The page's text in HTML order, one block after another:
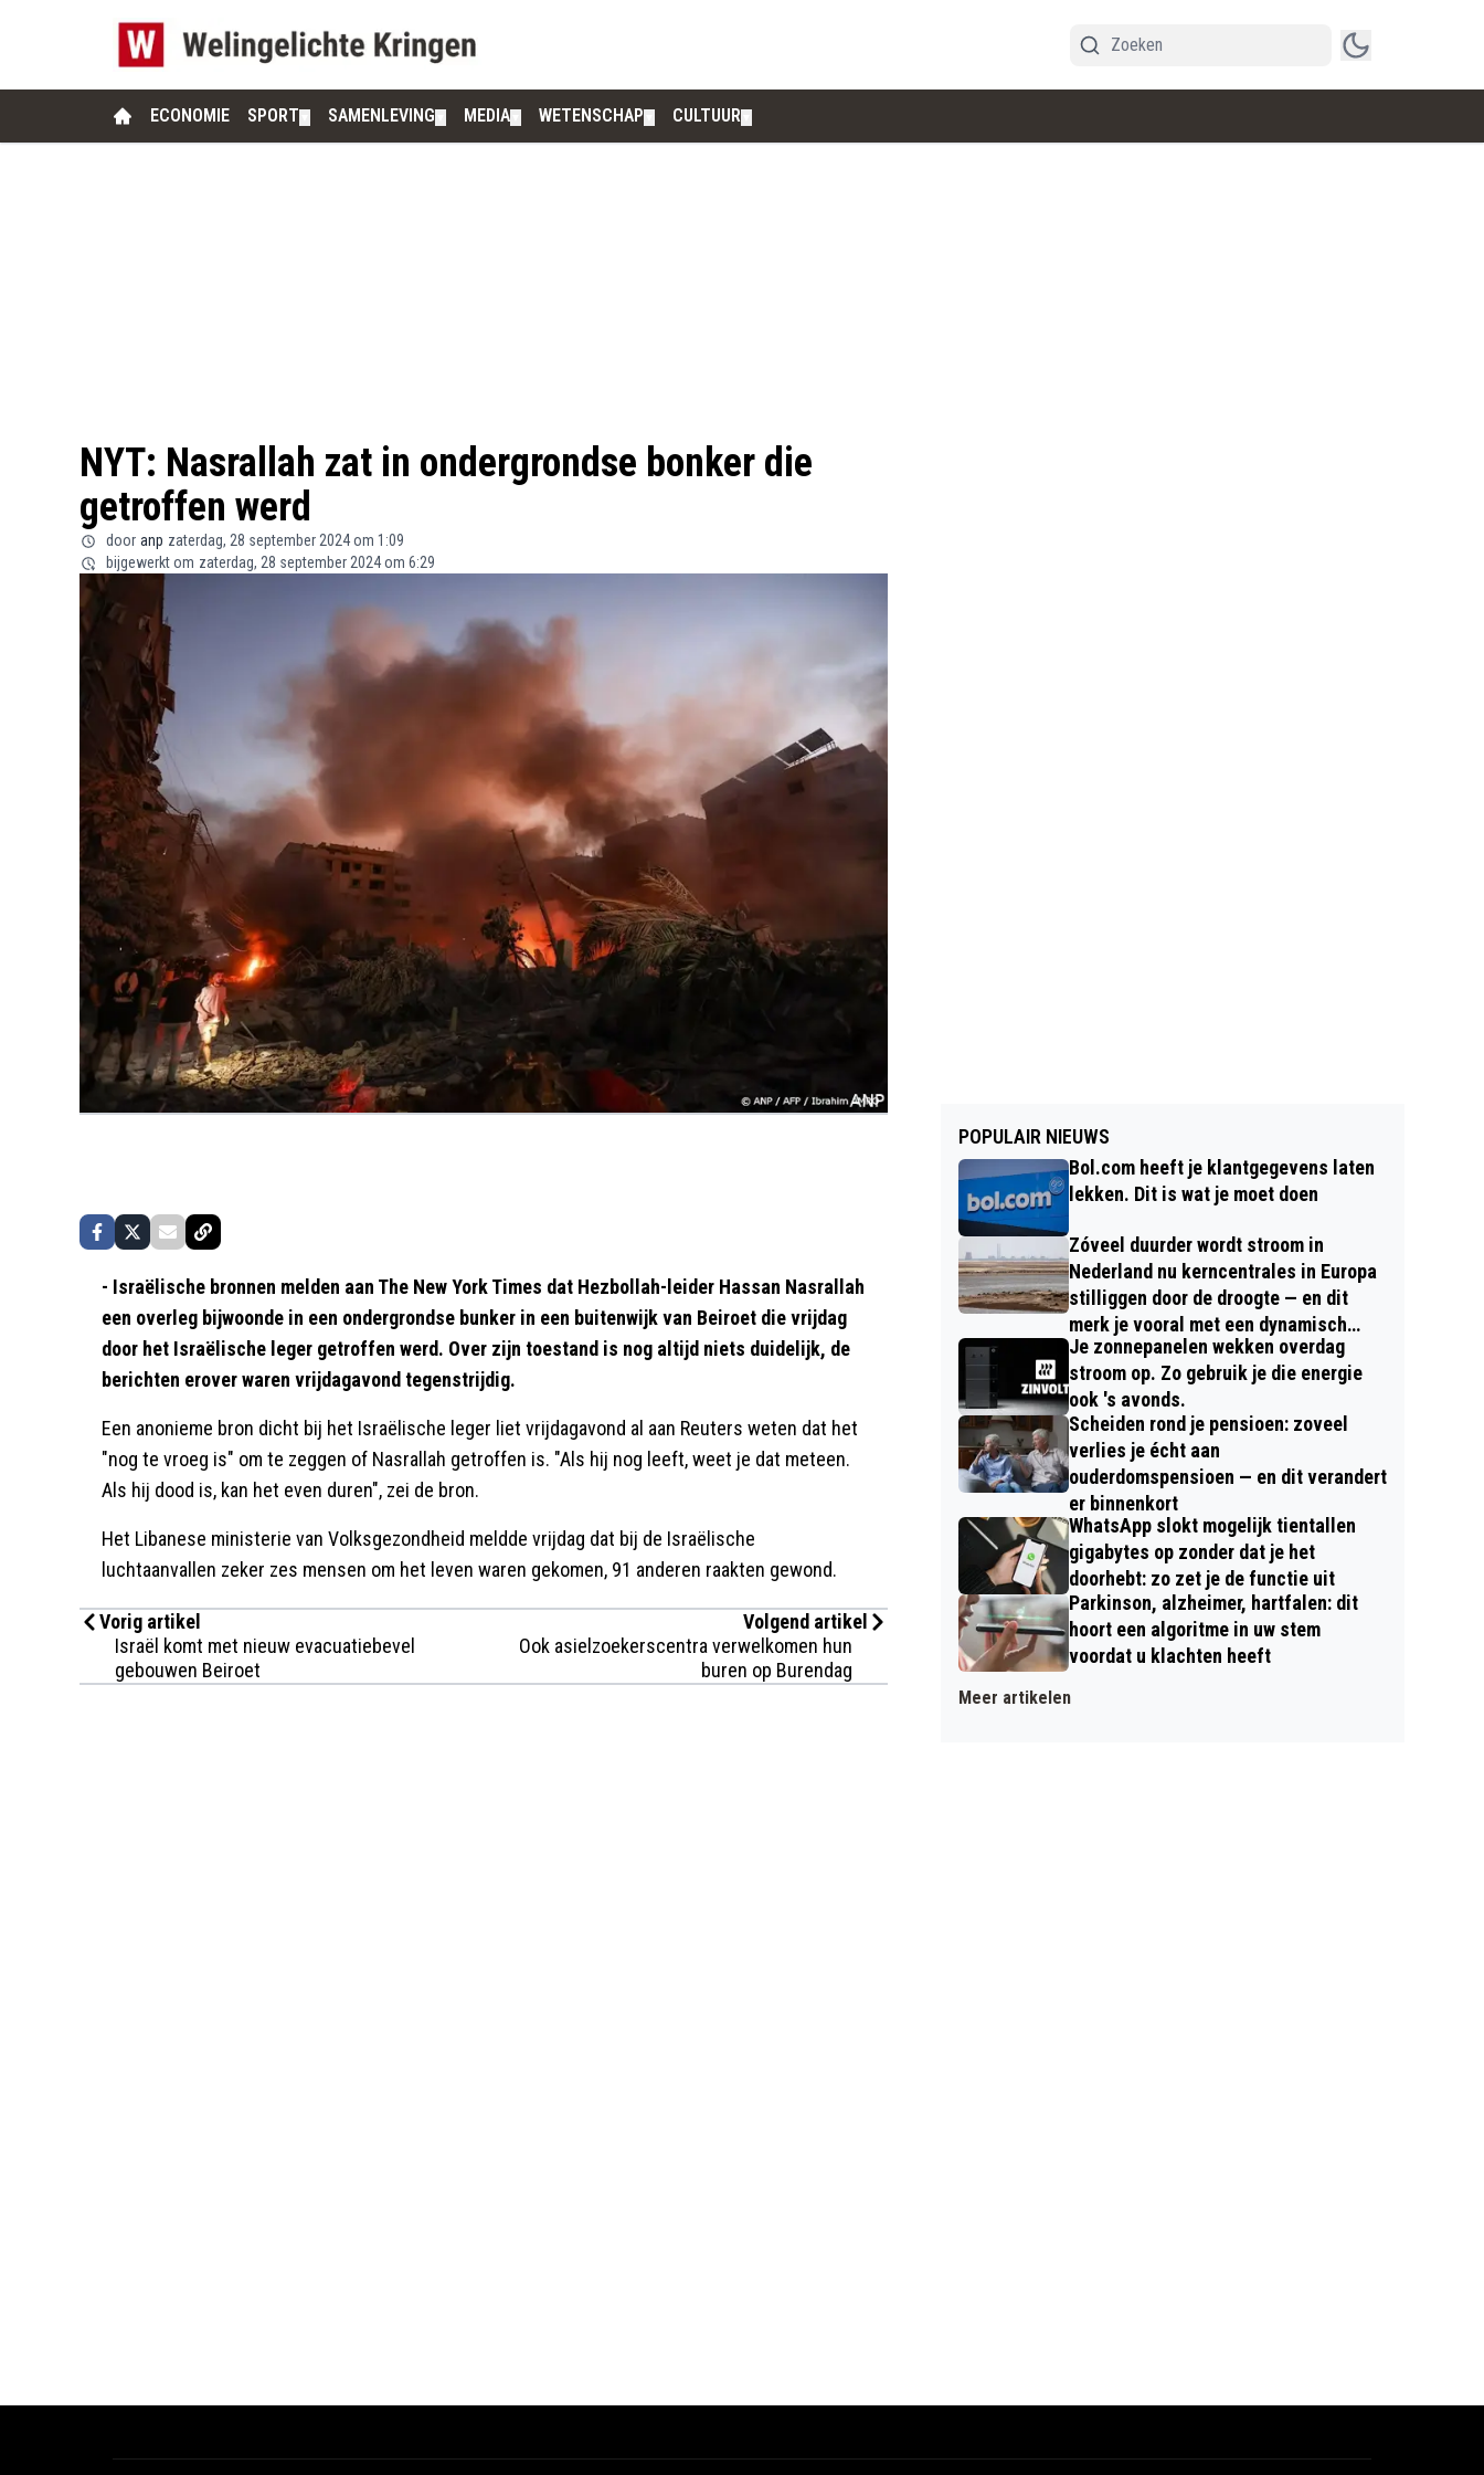
ECONOMIE SPORT SAMENLEVING MEDIA WETENSCHAP CULTUUR
NYT: Nasrallah zat in ondergrondse bonker die
getroffen werd
door anp zaterdag, 28 september 2024 om 1:09
bijgewerkt om zaterdag, 28 september 2024 om 6:29
- Israëlische bronnen melden aan The New York Times dat Hezbollah-leider Hassan Nasrallah
een overleg bijwoonde in een ondergrondse bunker in een buitenwijk van Beiroet die vrijdag
door het Israëlische leger getroffen werd. Over zijn toestand is nog altijd niets duidelijk, de
berichten erover waren vrijdagavond tegenstrijdig.
Een anonieme bron dicht bij het Israëlische leger liet vrijdagavond al aan Reuters weten dat het
"nog te vroeg is" om te zeggen of Nasrallah getroffen is. "Als hij nog leeft, weet je dat meteen.
Als hij dood is, kan het even duren", zei de bron.
Het Libanese ministerie van Volksgezondheid meldde vrijdag dat bij de Israëlische
luchtaanvallen zeker zes mensen om het leven waren gekomen, 91 anderen raakten gewond.
Vorig artikel
Israël komt met nieuw evacuatiebevel
gebouwen Beiroet
Volgend artikel
Ook asielzoekerscentra verwelkomen hun
buren op Burendag
POPULAIR NIEUWS
Bol.com heeft je klantgegevens laten
lekken. Dit is wat je moet doen
Zóveel duurder wordt stroom in
Nederland nu kerncentrales in Europa
stilliggen door de droogte — en dit
merk je vooral met een dynamisch
contract
Je zonnepanelen wekken overdag
stroom op. Zo gebruik je die energie
ook 's avonds.
Scheiden rond je pensioen: zoveel
verlies je écht aan
ouderdomspensioen — en dit verandert
er binnenkort
WhatsApp slokt mogelijk tientallen
gigabytes op zonder dat je het
doorhebt: zo zet je de functie uit
Parkinson, alzheimer, hartfalen: dit
hoort een algoritme in uw stem
voordat u klachten heeft
Meer artikelen